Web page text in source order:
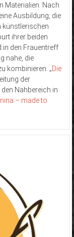
Materialien. Nach
Ausbildung, die
künstlerischen
ihrer beiden
in den Frauentreff
nahe, die
kombinieren: „Die
der
Nähbereich in
– made to